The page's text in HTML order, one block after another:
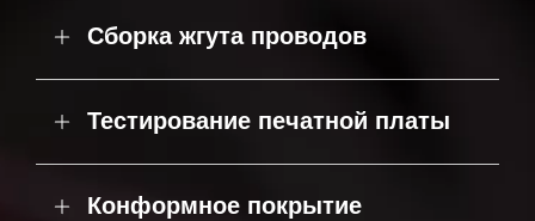
Сборка жгута проводов
Тестирование печатной платы
Конформное покрытие